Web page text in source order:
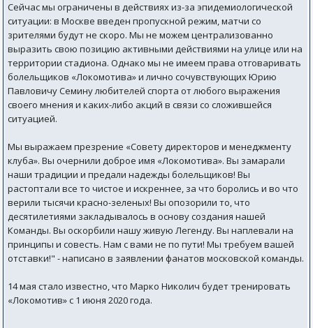
Сейчас мы ограничены в действиях из-за эпидемиологической
ситуации: в Москве введен пропускной режим, матчи со
зрителями будут не скоро. Мы не можем централизованно
выразить свою позицию активными действиями на улице или на
территории стадиона. Однако мы не имеем права отговаривать
болельщиков «Локомотива» и лично сочувствующих Юрию
Павловичу Семину любителей спорта от любого выражения
своего мнения и каких-либо акций в связи со сложившейся
ситуацией.
Мы выражаем презрение «Совету директоров и менеджменту
клуба». Вы очернили доброе имя «Локомотива». Вы замарали
наши традиции и предали надежды болельщиков! Вы
растоптали все то чистое и искреннее, за что боролись и во что
верили тысячи красно-зеленых! Вы опозорили то, что
десятилетиями закладывалось в основу создания нашей
Команды. Вы оскорбили нашу живую Легенду. Вы наплевали на
принципы и совесть. Нам с вами не по пути! Мы требуем вашей
отставки!" - написано в заявлении фанатов московской команды.
14 мая стало известно, что Марко Николич будет тренировать
«Локомотив» с 1 июня 2020 года.